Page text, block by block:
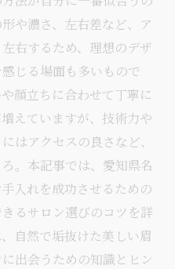
や濃さ、左右差など、ア
右するため、理想のデザ
じる場面も多いもので
顔立ちに合わせて丁寧に
えていますが、技術力や
はアクセスの良さなど、
。本記事では、愛知県名
入れを成功させるための
るサロン選びのコツを詳
自然で垢抜けた美しい眉
出会うための知識とヒン